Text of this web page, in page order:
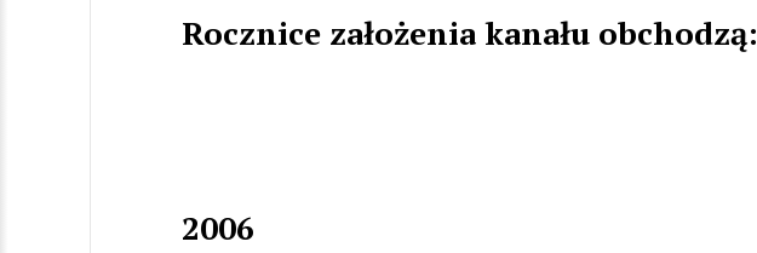
Rocznice założenia kanału obchodzą:
2006